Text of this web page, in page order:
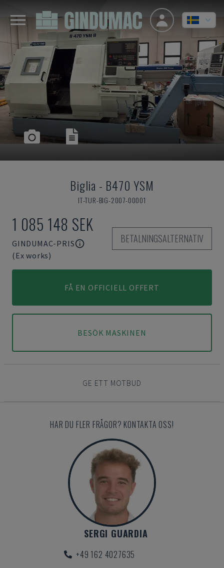
Biglia - B470 YSM
IT-TUR-BIG-2007-00001
1 085 148 SEK
GINDUMAC-PRIS
(Ex works)
BETALNINGSALTERNATIV
FÅ EN OFFICIELL OFFERT
BESÖK MASKINEN
GE ETT MOTBUD
HAR DU FLER FRÅGOR? KONTAKTA OSS!
SERGI GUARDIA
+49 162 4027635